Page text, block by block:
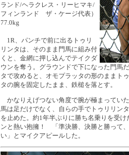
ランド/ヘラクレス・リーヒマキ/
フィンランド ザ・ケージ代表）
77.0kg
1R、パンチで前に出るトゥリ
リンタは、そのまま門馬に組み付
くと、金網に押し込んでテイクダ
ウンを奪う。グラウンドで下になった門馬
タで攻めると、オモプラッタの形のままト
タの腕を固定したまま、鉄槌を落とす。
かなりえげつない角度で腕が極まってい
馬は足だけでなく、自らの手でトゥリリン
を止めた。約1年半ぶりに勝ち名乗りを受
ンと熱い抱擁！ 「準決勝、決勝と勝って
い」とマイクアピールした。